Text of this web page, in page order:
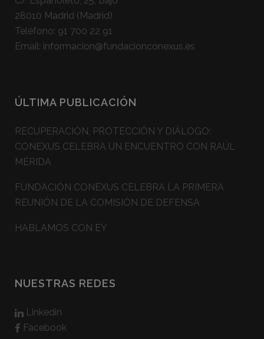
28010 Madrid (Madrid)
Teléfono: 91 700 22 91
Email: informacion@fundacionconexus.es
ÚLTIMA PUBLICACIÓN
RECUPERACIÓN, PROTECCIÓN Y DIÁLOGO:
CONEXUS CELEBRA UN ENCUENTRO CON RAÚL
MÉRIDA
FUNDACIÓN CONEXUS CELEBRA LA PRIMERA
REUNIÓN DE LA COMISIÓN DE DEFENSA
HABLAMOS CON EY
NUESTRAS REDES
Linkedin
Facebook